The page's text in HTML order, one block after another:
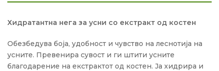
Хидратантна нега за усни со екстракт од костен
Обезбедува боја, удобност и чувство на леснотија на
усните. Превенира сувост и ги штити усните
благодарение на екстрактот од костен. Ја хидрира и